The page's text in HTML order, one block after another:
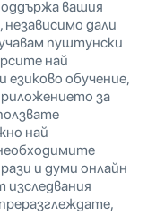
вашия
дали
пуштунски
най
обучение,
за
най
и думи онлайн
изследвания